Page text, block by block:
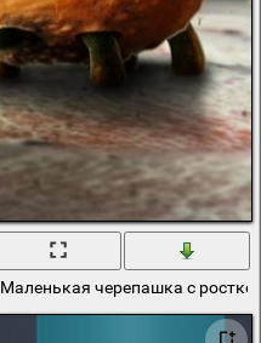
Маленькая черепашка с